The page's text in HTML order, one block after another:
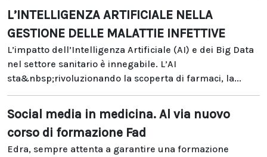
L’INTELLIGENZA ARTIFICIALE NELLA
GESTIONE DELLE MALATTIE INFETTIVE
L’impatto dell’Intelligenza Artificiale (AI) e dei Big Data
nel settore sanitario è innegabile. L’AI
sta&nbsp;rivoluzionando la scoperta di farmaci, la...
Social media in medicina. Al via nuovo
corso di formazione Fad
Edra, sempre attenta a garantire una formazione